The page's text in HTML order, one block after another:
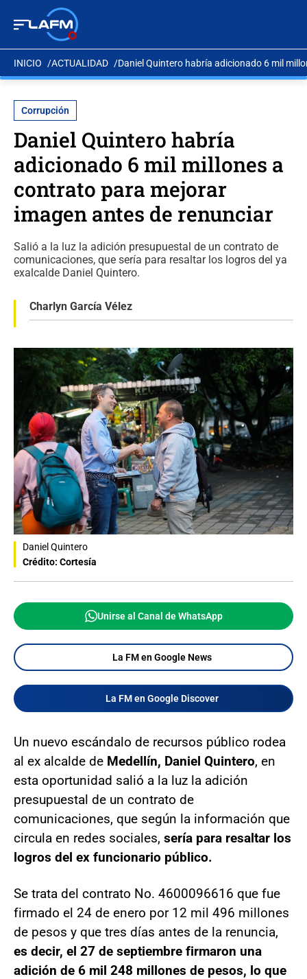
INICIO ACTUALIDAD Daniel Quintero habría adicionado 6 mil
Corrupción
Daniel Quintero habría
adicionado 6 mil millones a
contrato para mejorar
imagen antes de renunciar
Salió a la luz la adición presupuestal de un contrato de
comunicaciones, que sería para resaltar los logros del ya
exalcalde Daniel Quintero.
Charlyn García Vélez
Daniel Quintero
Crédito: Cortesía
Unirse al Canal de WhatsApp
La FM en Google News
La FM en Google Discover
Un nuevo escándalo de recursos público rodea
al ex alcalde de Medellín, Daniel Quintero, en
esta oportunidad salió a la luz la adición
presupuestal de un contrato de
comunicaciones, que según la información que
circula en redes sociales, sería para resaltar los
logros del ex funcionario público.
Se trata del contrato No. 4600096616 que fue
firmado el 24 de enero por 12 mil 496 millones
de pesos y que tres días antes de la renuncia,
es decir, el 27 de septiembre firmaron una
adición de 6 mil 248 millones de pesos, lo que